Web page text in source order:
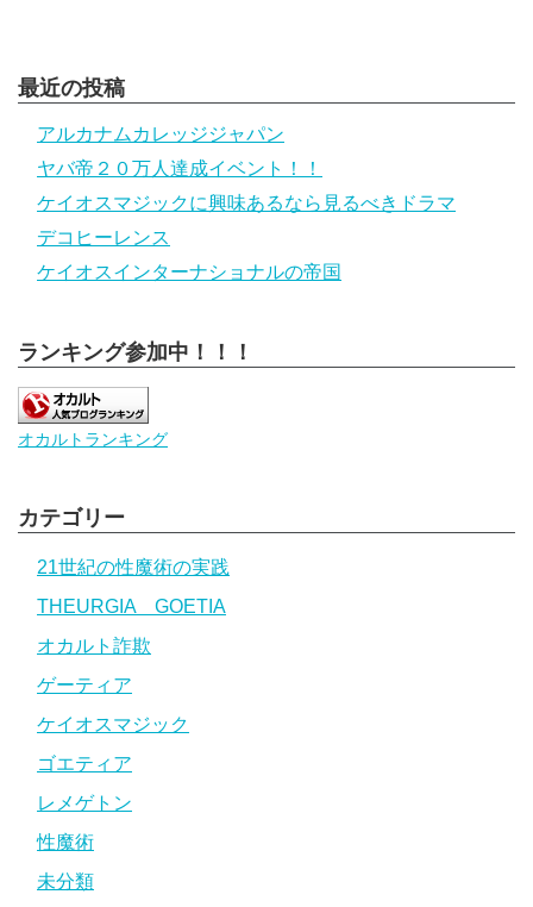
最近の投稿
アルカナムカレッジジャパン
ヤバ帝２０万人達成イベント！！
ケイオスマジックに興味あるなら見るべきドラマ
デコヒーレンス
ケイオスインターナショナルの帝国
ランキング参加中！！！
オカルトランキング
カテゴリー
21世紀の性魔術の実践
THEURGIA GOETIA
オカルト詐欺
ゲーティア
ケイオスマジック
ゴエティア
レメゲトン
性魔術
未分類